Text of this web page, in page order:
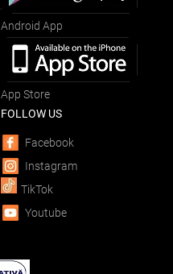
Android App
App Store
FOLLOW US
Facebook
Instagram
TikTok
Youtube